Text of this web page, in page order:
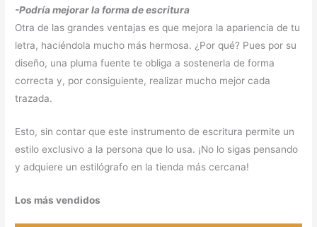
-Podría mejorar la forma de escritura
Otra de las grandes ventajas es que mejora la apariencia de tu
letra, haciéndola mucho más hermosa. ¿Por qué? Pues por su
diseño, una pluma fuente te obliga a sostenerla de forma
correcta y, por consiguiente, realizar mucho mejor cada
trazada.
Esto, sin contar que este instrumento de escritura permite un
estilo exclusivo a la persona que lo usa. ¡No lo sigas pensando
y adquiere un estilógrafo en la tienda más cercana!
Los más vendidos